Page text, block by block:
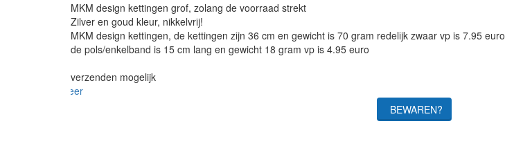
MKM design kettingen grof, zolang de voorraad strekt
Zilver en goud kleur, nikkelvrij!
MKM design kettingen, de kettingen zijn 36 cm en gewicht is 70 gram redelijk zwaar vp is 7.95 euro
de pols/enkelband is 15 cm lang en gewicht 18 gram vp is 4.95 euro
verzenden mogelijk
meer
BEWAREN?